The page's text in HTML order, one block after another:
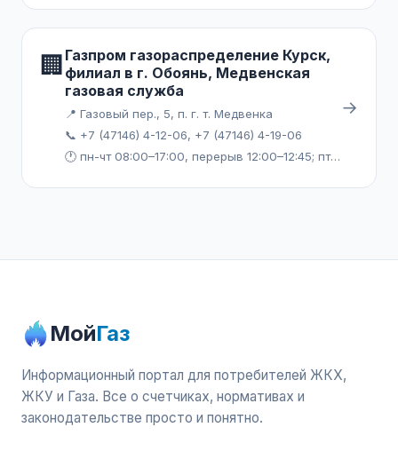
🏢 Газпром газораспределение Курск,
филиал в г. Обоянь, Медвенская
газовая служба
📍 Газовый пер., 5, п. г. т. Медвенка
📞 +7 (47146) 4-12-06, +7 (47146) 4-19-06
🕐 пн-чт 08:00–17:00, перерыв 12:00–12:45; пт 08:00–15:45, перерыв 12:00–12:45
→
МойГаз
Информационный портал для потребителей ЖКХ,
ЖКУ и Газа. Все о счетчиках, нормативах и
законодательстве просто и понятно.